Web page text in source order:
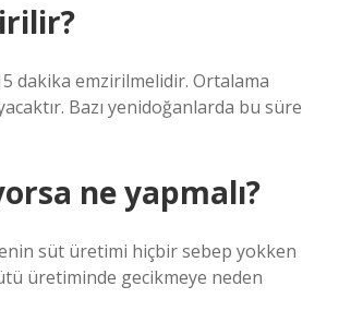
dakika emzirilmelidir. Ortalama
Bazı yenidoğanlarda bu süre
ne yapmalı?
süt üretimi hiçbir sebep yokken
üretiminde gecikmeye neden